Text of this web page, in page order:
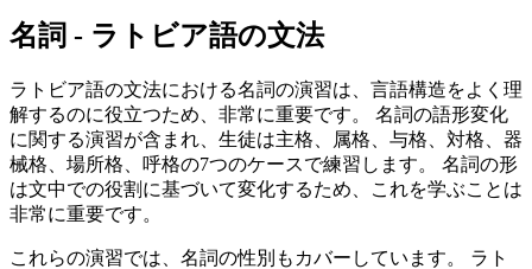
名詞 - ラトビア語の文法
ラトビア語の文法における名詞の演習は、言語構造をよく理
解するのに役立つため、非常に重要です。 名詞の語形変化
に関する演習が含まれ、生徒は主格、属格、与格、対格、器
械格、場所格、呼格の7つのケースで練習します。 名詞の形
は文中での役割に基づいて変化するため、これを学ぶことは
非常に重要です。
これらの演習では、名詞の性別もカバーしています。 ラト